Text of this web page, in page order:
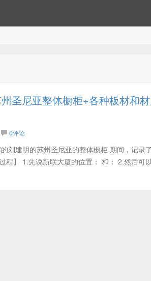
圣尼亚整体橱柜+各种板材和
0评论
刘建明的苏州圣尼亚的整体橱柜 期间，记录
程】 1.先说新联大厦的位置： 和： 2.然后可